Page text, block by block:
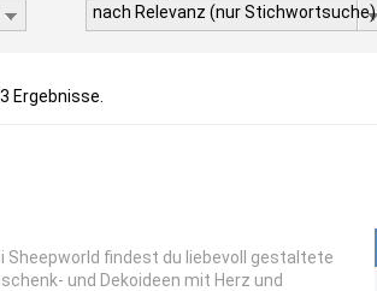
nach Relevanz (nur Stichwortsuche)
Ergebnisse.
Sheepworld findest du liebevoll gestaltete
und Dekoideen mit Herz und